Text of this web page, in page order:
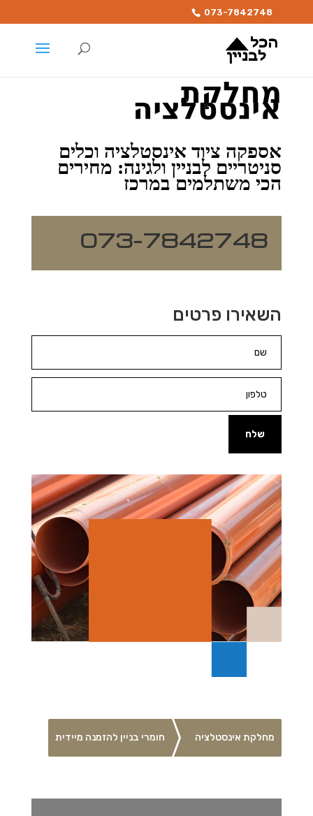
073-7842748
מחלקת
אינסטלציה
אספקה ציוד אינסטלציה וכלים
סניטריים לבניין ולגינה: מחירים
הכי משתלמים במרכז
073-7842748
השאירו פרטים
שלח
חומרי בניין להזמנה מיידית מחלקת אינסטלציה